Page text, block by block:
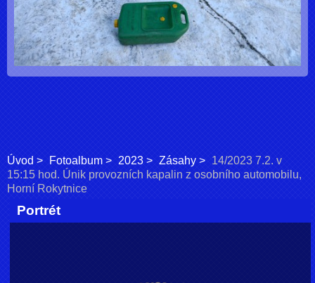
Úvod Fotoalbum 2023 Zásahy
14/2023 7.2. v
15:15 hod. Únik provozních kapalin z osobního automobilu,
Horní Rokytnice
Portrét